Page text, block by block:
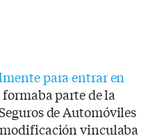
para entrar en
formaba parte de la
de Automóviles
vinculaba